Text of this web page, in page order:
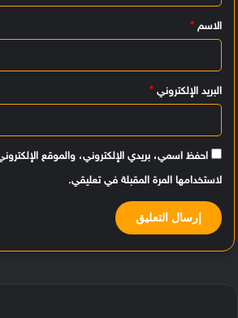
ي
ق
الاسم *
البريد الإلكتروني *
احفظ اسمي، بريدي الإلكتروني، والموقع
لاستخدامها المرة المقبلة في تعليقي.